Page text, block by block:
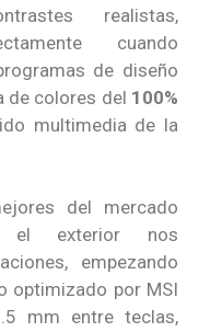
realistas,
cuando
de diseño
de colores del 100%
multimedia de la
del mercado
el exterior nos
empezando
optimizado por MSI
mm entre teclas,